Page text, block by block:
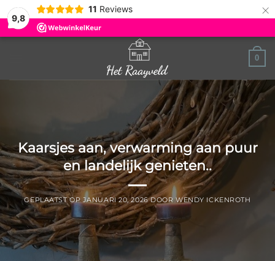
9,8
11 Reviews ×
0
Kaarsjes aan, verwarming aan puur
en landelijk genieten..
GEPLAATST OP JANUARI 20, 2026 DOORWENDY ICKENROTH